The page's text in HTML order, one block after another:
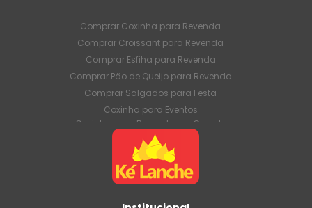
Comprar Coxinha para Revenda
Comprar Croissant para Revenda
Comprar Esfiha para Revenda
Comprar Pão de Queijo para Revenda
Comprar Salgados para Festa
Coxinha para Eventos
Coxinha para Revenda em Grande
Quantidade
Coxinha para Venda Direto da Fábrica
Coxinha para Venda em Atacado
Croissant para Revenda em Grande